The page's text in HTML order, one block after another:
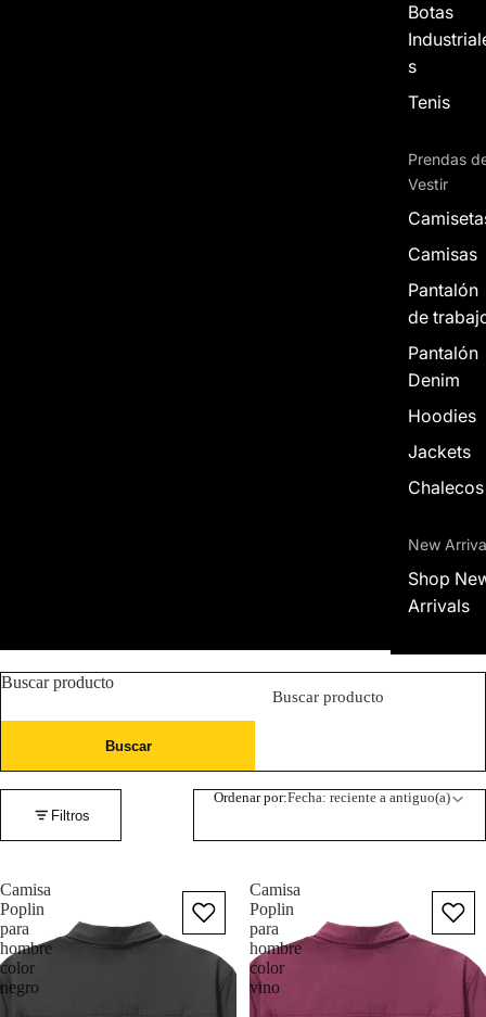
Botas
s
Tenis
Prendas
Vestir
Camisas
Pantalón
de
Pantalón
Denim
Hoodies
Jackets
Chalecos
New
Shop
Arrivals
Buscar producto
Buscar
Filtros
Ordenar por:Fecha: reciente a antiguo(a)
Camisa
Poplin
para
hombre
color
negro
Camisa
Poplin
para
hombre
color
vino